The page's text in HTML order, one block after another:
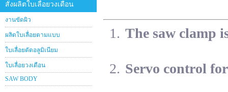
สั่งผลิตใบเลื่อยวงเดือน
งานขัดผิว
ผลิตใบเลื่อยตามแบบ
ใบเลื่อยตัดอลูมิเนียม
ใบเลื่อยวงเดือน
SAW BODY
The saw clamp
Servo control